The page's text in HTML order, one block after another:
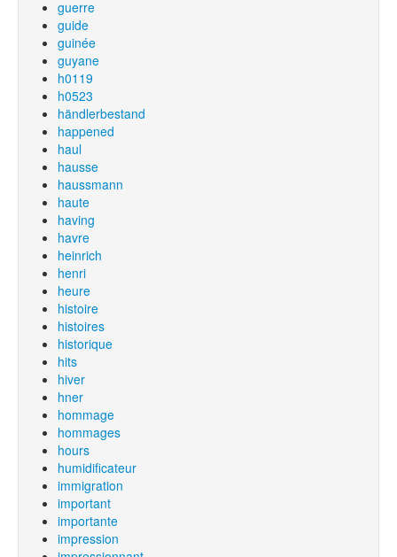
guerre
guide
guinée
guyane
h0119
h0523
händlerbestand
happened
haul
hausse
haussmann
haute
having
havre
heinrich
henri
heure
histoire
histoires
historique
hits
hiver
hner
hommage
hommages
hours
humidificateur
immigration
important
importante
impression